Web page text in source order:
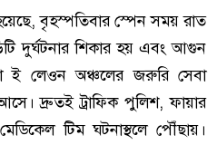
বৃহস্পতিবার স্পেন সময় রাত
দুর্ঘটনার শিকার হয় এবং আগুন
ই লেওন অঞ্চলের জরুরি সেবা
দ্রুতই ট্রাফিক পুলিশ, ফায়ার
টিম ঘটনাস্থলে পৌঁছায়।